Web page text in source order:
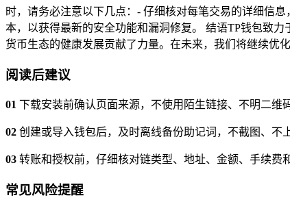
时，请务必注意以下几点：- 仔细核对每笔交易的详细信
本，以获得最新的安全功能和漏洞修复。 结语TP钱包致
货币生态的健康发展贡献了力量。在未来，我们将继续优
阅读后建议
01 下载安装前确认页面来源，不使用陌生链接、不明二维
02 创建或导入钱包后，及时离线备份助记词，不截图、不
03 转账和授权前，仔细核对链类型、地址、金额、手续费
常见风险提醒